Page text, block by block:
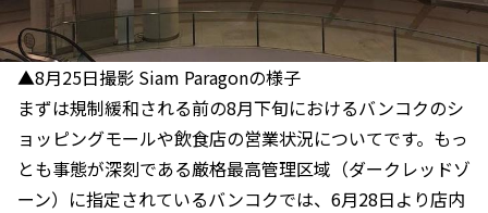
▲8月25日撮影 Siam Paragonの様子
まずは規制緩和される前の8月下旬におけるバンコクのシ
ョッピングモールや飲食店の営業状況についてです。もっ
とも事態が深刻である厳格最高管理区域（ダークレッドゾ
ーン）に指定されているバンコクでは、6月28日より店内